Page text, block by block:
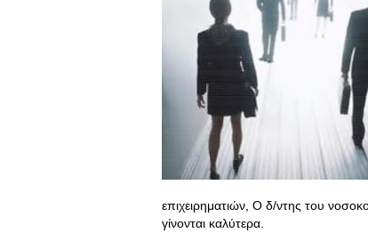
επιχειρηματιών, Ο δ/ντης του
γίνονται καλύτερα.